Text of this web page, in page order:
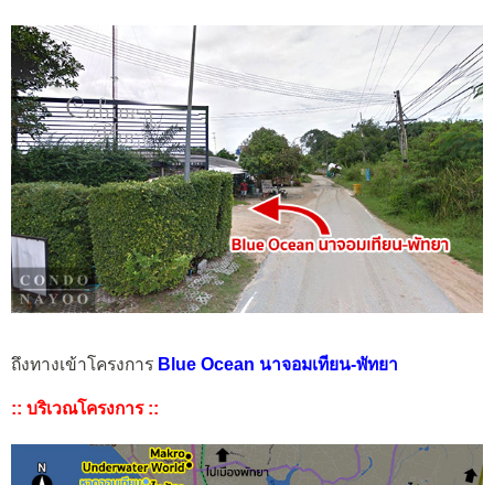
ถึงทางเข้าโครงการ Blue Ocean นาจอมเทียน-พัทยา
:: บริเวณโครงการ ::